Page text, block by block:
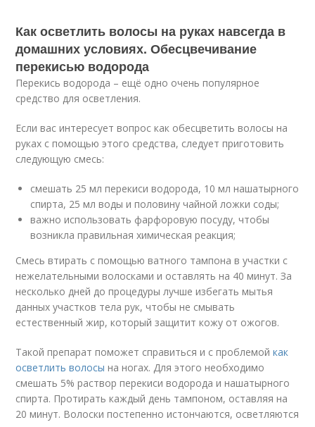
Как осветлить волосы на руках навсегда в
домашних условиях. Обесцвечивание
перекисью водорода
Перекись водорода – ещё одно очень популярное
средство для осветления.
Если вас интересует вопрос как обесцветить волосы на
руках с помощью этого средства, следует приготовить
следующую смесь:
смешать 25 мл перекиси водорода, 10 мл нашатырного
спирта, 25 мл воды и половину чайной ложки соды;
важно использовать фарфоровую посуду, чтобы
возникла правильная химическая реакция;
Смесь втирать с помощью ватного тампона в участки с
нежелательными волосками и оставлять на 40 минут. За
несколько дней до процедуры лучше избегать мытья
данных участков тела рук, чтобы не смывать
естественный жир, который защитит кожу от ожогов.
Такой препарат поможет справиться и с проблемойкак
осветлить волосы на ногах. Для этого необходимо
смешать 5% раствор перекиси водорода и нашатырного
спирта. Протирать каждый день тампоном, оставляя на
20 минут. Волоски постепенно истончаются, осветляются